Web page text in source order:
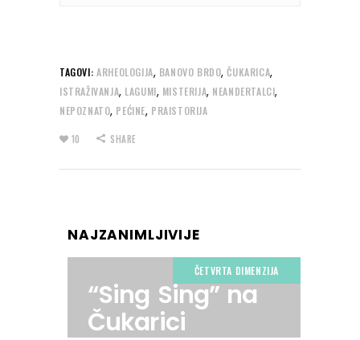
TAGOVI: ARHEOLOGIJA, BANOVO BRDO,ČUKARICA,
ISTRAŽIVANJA, LAGUMI, MISTERIJA, NEANDERTALCI,
NEPOZNATO, PEĆINE, PRAISTORIJA
10 SHARE
NAJZANIMLJIVIJE
ČETVRTA DIMENZIJA
“Sing Sing” na
Čukarici